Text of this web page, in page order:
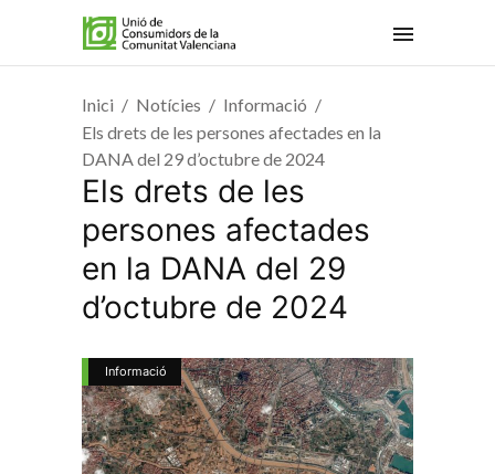
Inici Notícies
Informació
Els drets de les persones afectades en la
DANA del 29 d’octubre de 2024
Els drets de les
persones afectades
en la DANA del 29
d’octubre de 2024
Informació